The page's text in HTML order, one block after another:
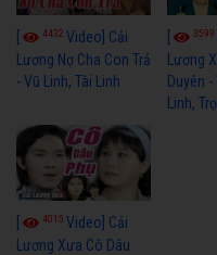
4432 Video] Cải
Lương Nợ Cha Con Trả
- Vũ Linh, Tài Linh
3599
Lương
Duyên -
Linh,
[ 4015 Video] Cải
Lương Xưa Cô Dâu